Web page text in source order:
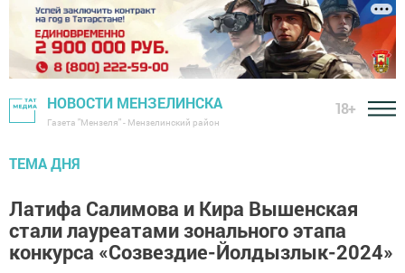
НОВОСТИ МЕНЗЕЛИНСКА
Газета "Мензеля" - Мензелинский район
18+
ТЕМА ДНЯ
Латифа Салимова и Кира Вышенская
стали лауреатами зонального этапа
конкурса «Созвездие-Йолдызлык-2024»